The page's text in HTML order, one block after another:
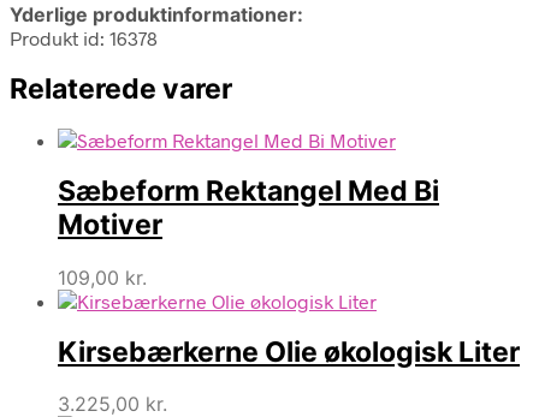
Yderlige produktinformationer:
Produkt id: 16378
Relaterede varer
Sæbeform Rektangel Med Bi
Motiver
109,00 kr.
Kirsebærkerne Olie økologisk Liter
3.225,00 kr.